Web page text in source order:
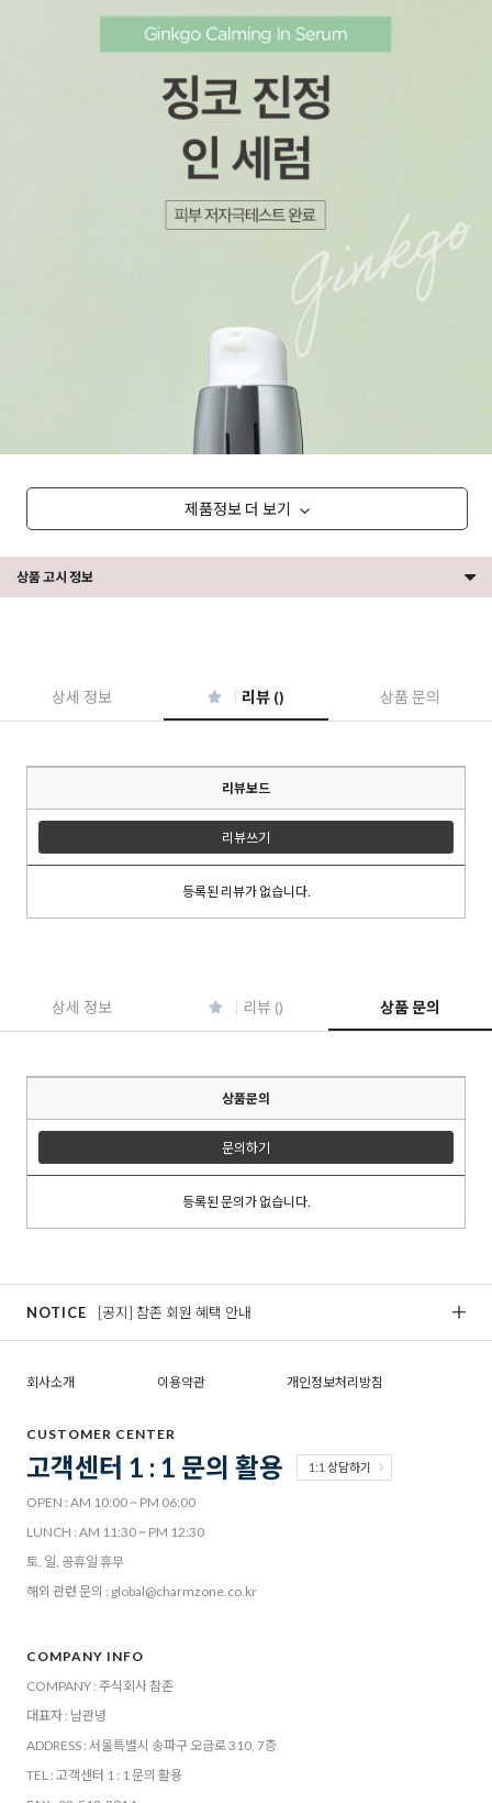
이코 라이프 하
제품정보 더 보기
상품 고시 정보
상세 정보 리뷰 () 상품 문의
리뷰보드
리뷰쓰기
등록된 리뷰가 없습니다.
상세 정보 리뷰 () 상품 문의
상품문의
문의하기
등록된 문의가 없습니다.
NOTICE [공지] 참존 회원 혜택 안내
회사소개 이용약관 개인정보처리방침
CUSTOMER CENTER
고객센터 1 : 1 문의 활용 1:1 상담하기
OPEN : AM 10:00 ~ PM 06:00
LUNCH : AM 11:30 ~ PM 12:30
토, 일, 공휴일 휴무
해외 관련 문의 : global@charmzone.co.kr
COMPANY INFO
COMPANY : 주식회사 참존
대표자 : 남관녕
ADDRESS : 서울특별시 송파구 오금로 310, 7층
TEL : 고객센터 1 : 1 문의 활용